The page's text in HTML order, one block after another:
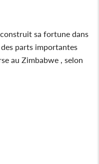
sa fortune dans
parts importantes
au Zimbabwe , selon